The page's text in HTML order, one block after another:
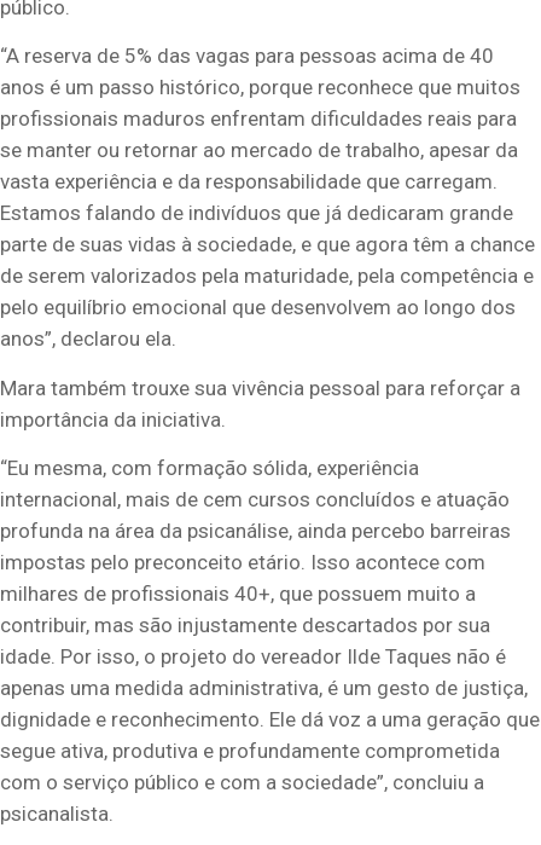
público.
“A reserva de 5% das vagas para pessoas acima de 40
anos é um passo histórico, porque reconhece que muitos
profissionais maduros enfrentam dificuldades reais para
se manter ou retornar ao mercado de trabalho, apesar da
vasta experiência e da responsabilidade que carregam.
Estamos falando de indivíduos que já dedicaram grande
parte de suas vidas à sociedade, e que agora têm a chance
de serem valorizados pela maturidade, pela competência e
pelo equilíbrio emocional que desenvolvem ao longo dos
anos”, declarou ela.
Mara também trouxe sua vivência pessoal para reforçar a
importância da iniciativa.
“Eu mesma, com formação sólida, experiência
internacional, mais de cem cursos concluídos e atuação
profunda na área da psicanálise, ainda percebo barreiras
impostas pelo preconceito etário. Isso acontece com
milhares de profissionais 40+, que possuem muito a
contribuir, mas são injustamente descartados por sua
idade. Por isso, o projeto do vereador Ilde Taques não é
apenas uma medida administrativa, é um gesto de justiça,
dignidade e reconhecimento. Ele dá voz a uma geração que
segue ativa, produtiva e profundamente comprometida
com o serviço público e com a sociedade”, concluiu a
psicanalista.